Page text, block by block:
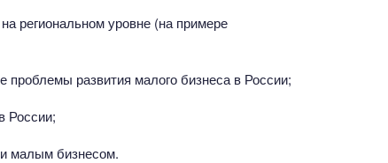
региональном уровне (на примере
проблемы развития малого бизнеса в России;
России;
малым бизнесом.